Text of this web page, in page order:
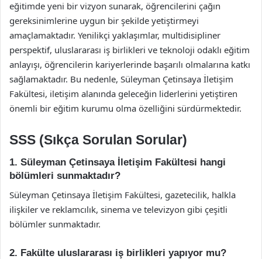
eğitimde yeni bir vizyon sunarak, öğrencilerini çağın
gereksinimlerine uygun bir şekilde yetiştirmeyi
amaçlamaktadır. Yenilikçi yaklaşımlar, multidisipliner
perspektif, uluslararası iş birlikleri ve teknoloji odaklı eğitim
anlayışı, öğrencilerin kariyerlerinde başarılı olmalarına katkı
sağlamaktadır. Bu nedenle, Süleyman Çetinsaya İletişim
Fakültesi, iletişim alanında geleceğin liderlerini yetiştiren
önemli bir eğitim kurumu olma özelliğini sürdürmektedir.
SSS (Sıkça Sorulan Sorular)
1. Süleyman Çetinsaya İletişim Fakültesi hangi
bölümleri sunmaktadır?
Süleyman Çetinsaya İletişim Fakültesi, gazetecilik, halkla
ilişkiler ve reklamcılık, sinema ve televizyon gibi çeşitli
bölümler sunmaktadır.
2. Fakülte uluslararası iş birlikleri yapıyor mu?